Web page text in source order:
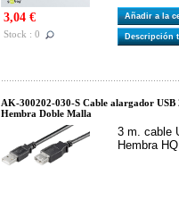
3,04 €
Stock : 0
Añadir a la
Descripción
AK-300202-030-S Cable alargador USB
Hembra Doble Malla
3 m. cable
Hembra